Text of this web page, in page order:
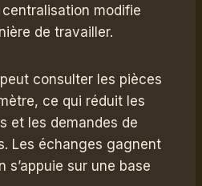
modifie
de travailler.
consulter les pièces
ce qui réduit les
et les demandes de
Les échanges gagnent
sur une base